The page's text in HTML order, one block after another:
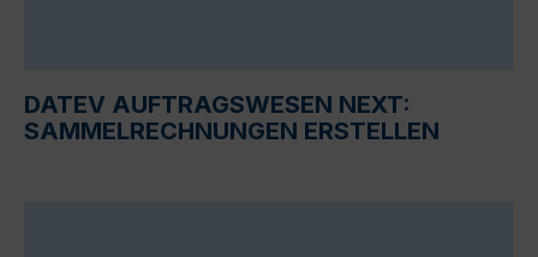
DATEV AUFTRAGSWESEN NEXT:
SAMMELRECHNUNGEN ERSTELLEN